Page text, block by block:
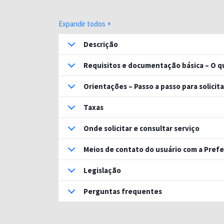
Expandir todos +
Descrição
Requisitos e documentação básica – O
Orientações – Passo a passo para
Taxas
Onde solicitar e consultar serviço
Meios de contato do usuário com a
Legislação
Perguntas frequentes